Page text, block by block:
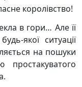
королівство!
в гори… Але її
якої ситуації
на пошуки
простакуватого